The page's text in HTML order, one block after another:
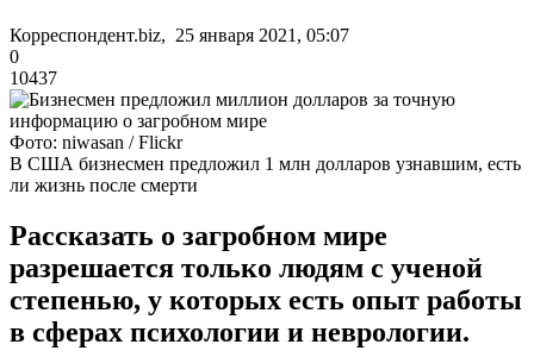
Корреспондент.biz, 25 января 2021, 05:07
0
10437
Фото: niwasan / Flickr
В США бизнесмен предложил 1 млн долларов узнавшим, есть
ли жизнь после смерти
Рассказать о загробном мире
разрешается только людям с ученой
степенью, у которых есть опыт работы
в сферах психологии и неврологии.